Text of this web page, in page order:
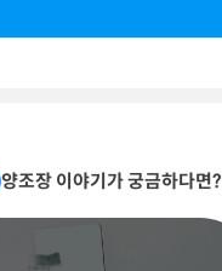
양조장 이야기가 궁금하다면?